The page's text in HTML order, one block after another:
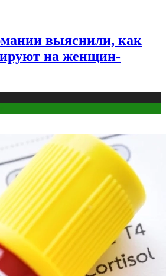
выяснили, как
на женщин-